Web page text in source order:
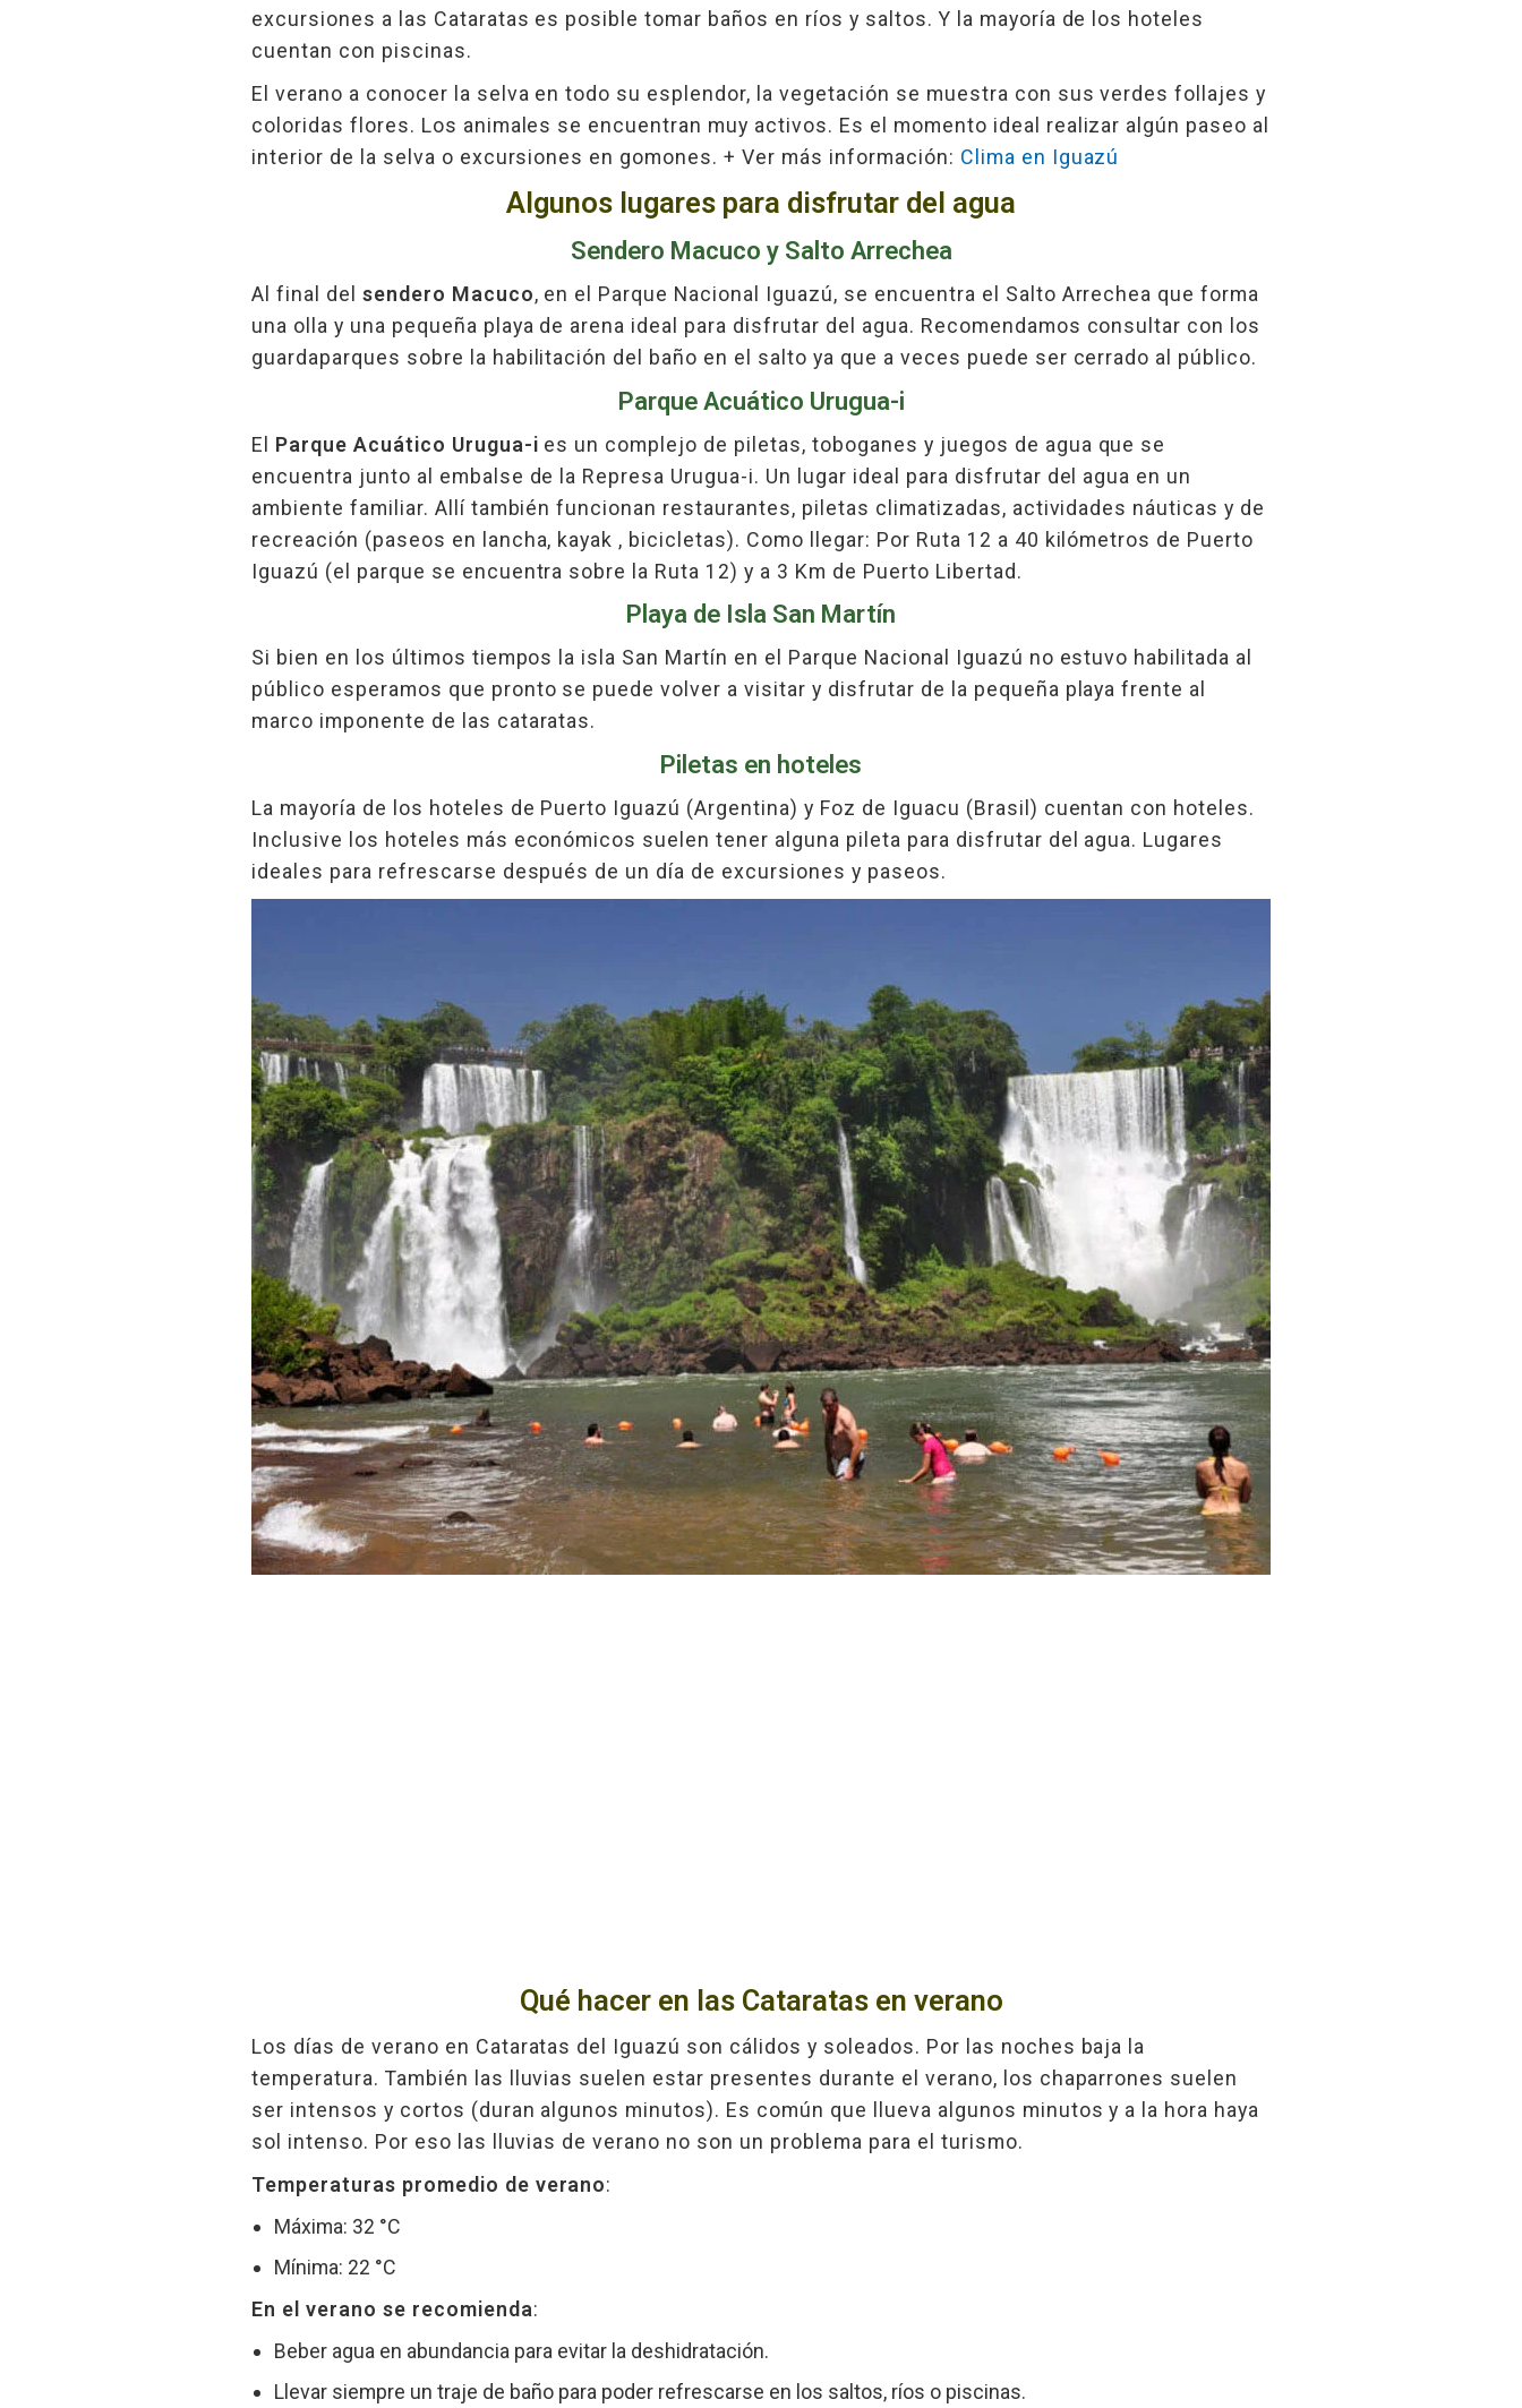
excursiones a las Cataratas es posible tomar baños en ríos y saltos. Y la mayoría de los hoteles
cuentan con piscinas.
El verano a conocer la selva en todo su esplendor, la vegetación se muestra con sus verdes follajes y
coloridas flores. Los animales se encuentran muy activos. Es el momento ideal realizar algún paseo al
interior de la selva o excursiones en gomones. + Ver más información: Clima en Iguazú
Algunos lugares para disfrutar del agua
Sendero Macuco y Salto Arrechea
Al final del sendero Macuco, en el Parque Nacional Iguazú, se encuentra el Salto Arrechea que forma
una olla y una pequeña playa de arena ideal para disfrutar del agua. Recomendamos consultar con los
guardaparques sobre la habilitación del baño en el salto ya que a veces puede ser cerrado al público.
Parque Acuático Urugua-i
El Parque Acuático Urugua-i es un complejo de piletas, toboganes y juegos de agua que se
encuentra junto al embalse de la Represa Urugua-i. Un lugar ideal para disfrutar del agua en un
ambiente familiar. Allí también funcionan restaurantes, piletas climatizadas, actividades náuticas y de
recreación (paseos en lancha, kayak , bicicletas). Como llegar: Por Ruta 12 a 40 kilómetros de Puerto
Iguazú (el parque se encuentra sobre la Ruta 12) y a 3 Km de Puerto Libertad.
Playa de Isla San Martín
Si bien en los últimos tiempos la isla San Martín en el Parque Nacional Iguazú no estuvo habilitada al
público esperamos que pronto se puede volver a visitar y disfrutar de la pequeña playa frente al
marco imponente de las cataratas.
Piletas en hoteles
La mayoría de los hoteles de Puerto Iguazú (Argentina) y Foz de Iguacu (Brasil) cuentan con hoteles.
Inclusive los hoteles más económicos suelen tener alguna pileta para disfrutar del agua. Lugares
ideales para refrescarse después de un día de excursiones y paseos.
Qué hacer en las Cataratas en verano
Los días de verano en Cataratas del Iguazú son cálidos y soleados. Por las noches baja la
temperatura. También las lluvias suelen estar presentes durante el verano, los chaparrones suelen
ser intensos y cortos (duran algunos minutos). Es común que llueva algunos minutos y a la hora haya
sol intenso. Por eso las lluvias de verano no son un problema para el turismo.
Temperaturas promedio de verano:
Máxima: 32 °C
Mínima: 22 °C
En el verano se recomienda:
Beber agua en abundancia para evitar la deshidratación.
Llevar siempre un traje de baño para poder refrescarse en los saltos, ríos o piscinas.